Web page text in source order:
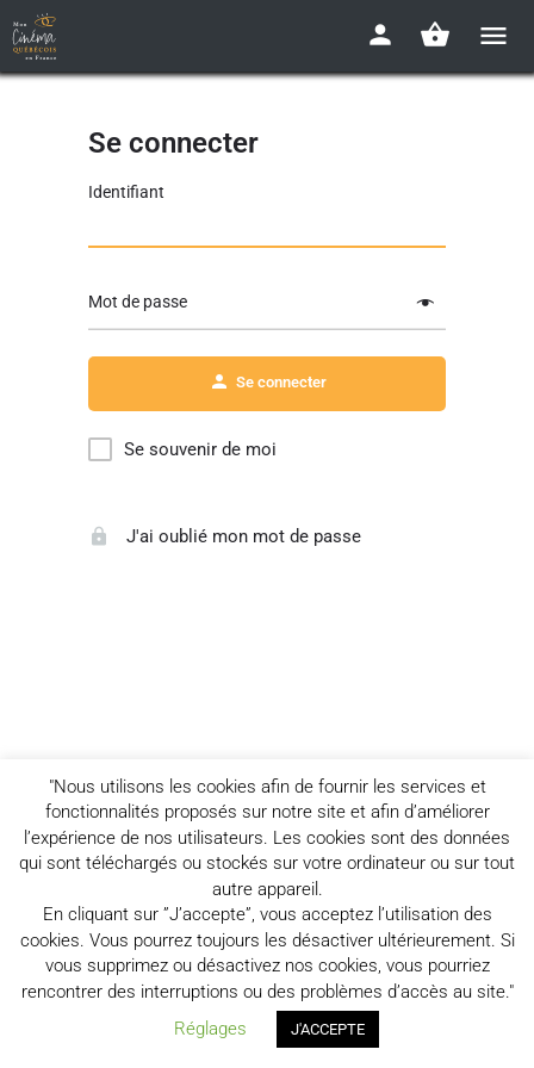
Se connecter
Identifiant
Mot de passe
Se connecter
Se souvenir de moi
J'ai oublié mon mot de passe
"Nous utilisons les cookies afin de fournir les services et
fonctionnalités proposés sur notre site et afin d’améliorer
l’expérience de nos utilisateurs. Les cookies sont des données
qui sont téléchargés ou stockés sur votre ordinateur ou sur tout
autre appareil.
En cliquant sur ”J’accepte”, vous acceptez l’utilisation des
cookies. Vous pourrez toujours les désactiver ultérieurement. Si
vous supprimez ou désactivez nos cookies, vous pourriez
rencontrer des interruptions ou des problèmes d’accès au site."
Réglages
J'ACCEPTE